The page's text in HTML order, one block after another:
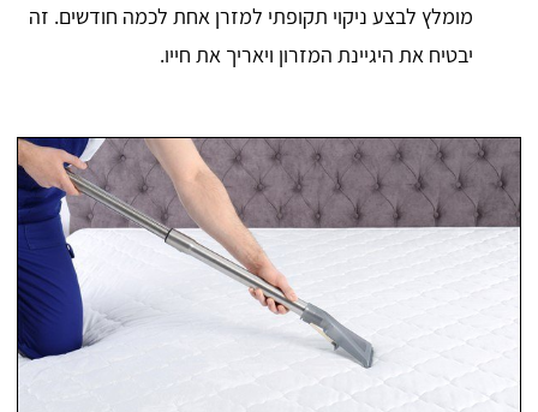
מומלץ לבצע ניקוי תקופתי למזרן אחת לכמה חודשים. זה
יבטיח את היגיינת המזרון ויאריך את חייו.